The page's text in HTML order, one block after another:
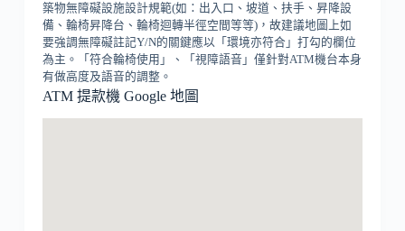
築物無障礙設施設計規範(如：出入口、坡道、扶手、昇降設
備、輪椅昇降台、輪椅迴轉半徑空間等等)，故建議地圖上如
要強調無障礙註記Y/N的關鍵應以「環境亦符合」打勾的欄位
為主。「符合輪椅使用」、「視障語音」僅針對ATM機台本身
有做高度及語音的調整。
ATM 提款機 Google 地圖